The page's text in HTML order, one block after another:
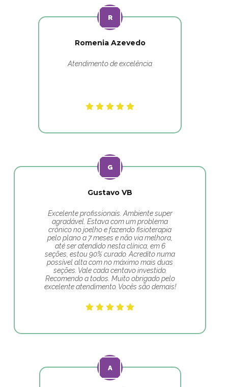
Romenia Azevedo
Atendimento de excelência
Gustavo VB
Excelente profissionais. Ambiente super
agradável. Estava com um problema
crônico no joelho e fazendo fisioterapia
pelo plano a 7 meses e não via melhora,
até ser atendido nesta clínica, em 6
seções, estou 90% curado. Acredito numa
possível alta com no máximo mais duas
seções. Vale cada centavo investido.
Recomendo a todos. Muito obrigado pelo
excelente atendimento. Vocês são demais!